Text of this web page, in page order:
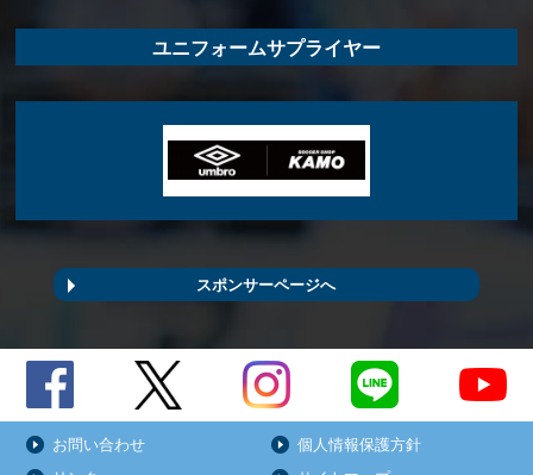
ユニフォームサプライヤー
スポンサーページへ
お問い合わせ
個人情報保護方針